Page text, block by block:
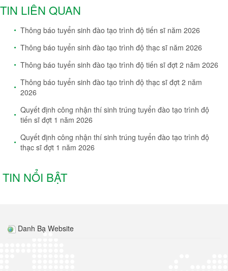
TIN LIÊN QUAN
Thông báo tuyển sinh đào tạo trình độ tiến sĩ năm 2026
Thông báo tuyển sinh đào tạo trình độ thạc sĩ năm 2026
Thông báo tuyển sinh đào tạo trình độ tiến sĩ đợt 2 năm 2026
Thông báo tuyển sinh đào tạo trình độ thạc sĩ đợt 2 năm
2026
Quyết định công nhận thí sinh trúng tuyển đào tạo trình độ
tiến sĩ đợt 1 năm 2026
Quyết định công nhận thí sinh trúng tuyển đào tạo trình độ
thạc sĩ đợt 1 năm 2026
TIN NỔI BẬT
Danh Bạ Website